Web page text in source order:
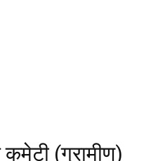
(ग्रामीण)